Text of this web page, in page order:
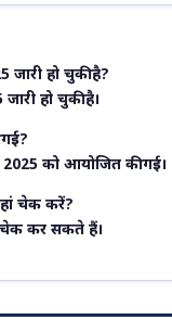
हो चुकी है?
हो चुकी है।
को आयोजित की गई।
चेक करें?
कर सकते हैं।